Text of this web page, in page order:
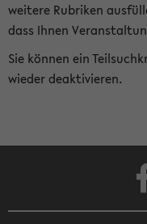
weitere Rubriken
dass Ihnen
Sie können ein
wieder deaktivieren.